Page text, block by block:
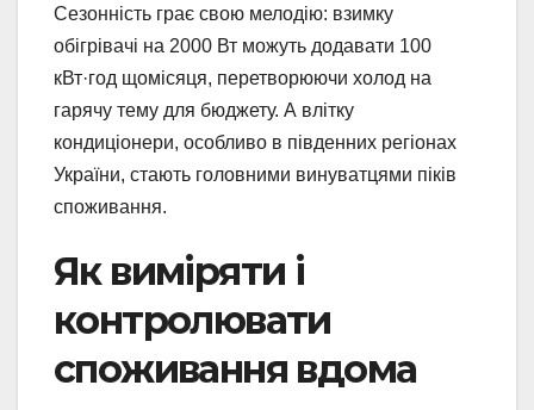
Сезонність грає свою мелодію: взимку
обігрівачі на 2000 Вт можуть додавати 100
кВт·год щомісяця, перетворюючи холод на
гарячу тему для бюджету. А влітку
кондиціонери, особливо в південних регіонах
України, стають головними винуватцями піків
споживання.
Як виміряти і
контролювати
споживання вдома